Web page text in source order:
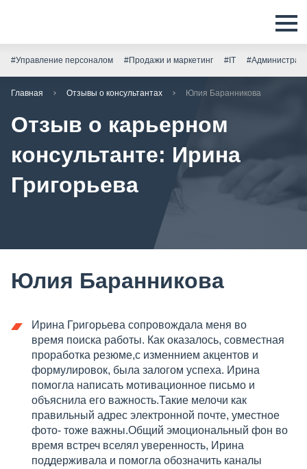
#Управление персоналом #Продажи и маркетинг #IT
Главная Отзывы о консультантах Юлия Баранникова
Отзыв о карьерном
консультанте: Ирина
Григорьева
Юлия Баранникова
Ирина Григорьева сопровождала меня во
время поиска работы. Как оказалось, совместная
проработка резюме,с изменнием акцентов и
формулировок, была залогом успеха. Ирина
помогла написать мотивационное письмо и
объяснила его важность.Такие мелочи как
правильный адрес электронной почте, уместное
фото- тоже важны.Общий эмоциональный фон во
время встреч вселял уверенность, Ирина
поддерживала и помогла обозначить каналы